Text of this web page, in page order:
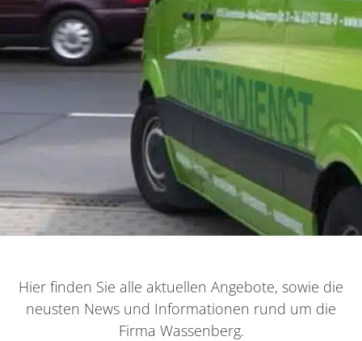
Hier finden Sie alle aktuellen Angebote, sowie die
neusten News und Informationen rund um die
Firma Wassenberg.